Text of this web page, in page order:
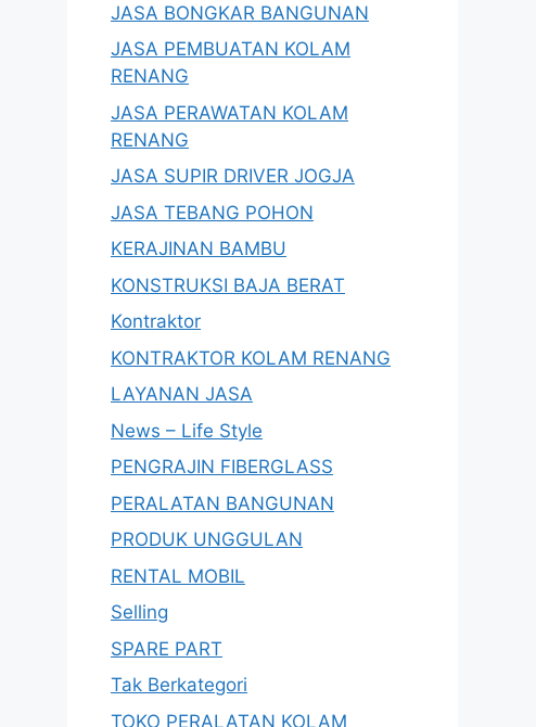
JASA BONGKAR BANGUNAN
JASA PEMBUATAN KOLAM
RENANG
JASA PERAWATAN KOLAM
RENANG
JASA SUPIR DRIVER JOGJA
JASA TEBANG POHON
KERAJINAN BAMBU
KONSTRUKSI BAJA BERAT
Kontraktor
KONTRAKTOR KOLAM RENANG
LAYANAN JASA
News – Life Style
PENGRAJIN FIBERGLASS
PERALATAN BANGUNAN
PRODUK UNGGULAN
RENTAL MOBIL
Selling
SPARE PART
Tak Berkategori
TOKO PERALATAN KOLAM